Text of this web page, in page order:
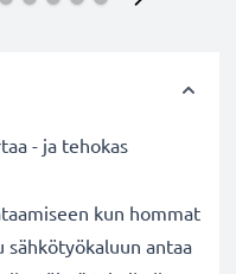
- ja tehokas
kun hommat
sähkötyökaluun antaa